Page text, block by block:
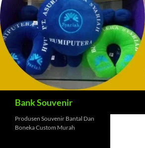
Bank Souvenir
Produsen Souvenir Bantal Dan
Boneka Custom Murah